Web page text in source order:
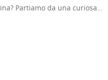
Partiamo da una curiosa…